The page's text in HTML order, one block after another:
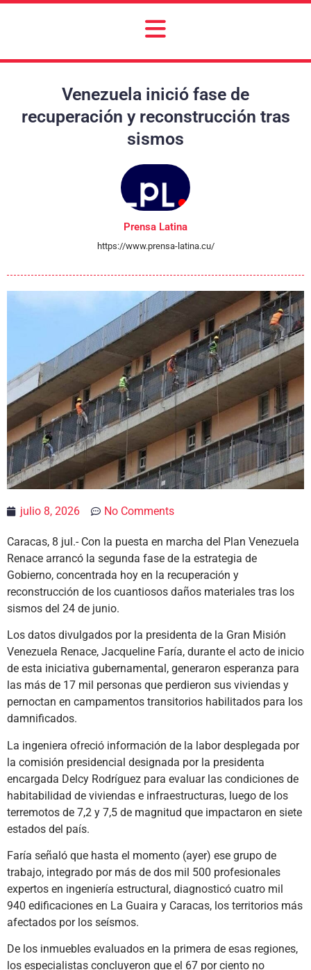
Venezuela inició fase de
recuperación y reconstrucción tras
sismos
Prensa Latina
https://www.prensa-latina.cu/
julio 8, 2026 No Comments
Caracas, 8 jul.- Con la puesta en marcha del Plan Venezuela
Renace arrancó la segunda fase de la estrategia de
Gobierno, concentrada hoy en la recuperación y
reconstrucción de los cuantiosos daños materiales tras los
sismos del 24 de junio.
Los datos divulgados por la presidenta de la Gran Misión
Venezuela Renace, Jacqueline Faría, durante el acto de inicio
de esta iniciativa gubernamental, generaron esperanza para
las más de 17 mil personas que perdieron sus viviendas y
pernoctan en campamentos transitorios habilitados para los
damnificados.
La ingeniera ofreció información de la labor desplegada por
la comisión presidencial designada por la presidenta
encargada Delcy Rodríguez para evaluar las condiciones de
habitabilidad de viviendas e infraestructuras, luego de los
terremotos de 7,2 y 7,5 de magnitud que impactaron en siete
estados del país.
Faría señaló que hasta el momento (ayer) ese grupo de
trabajo, integrado por más de dos mil 500 profesionales
expertos en ingeniería estructural, diagnosticó cuatro mil
940 edificaciones en La Guaira y Caracas, los territorios más
afectados por los seísmos.
De los inmuebles evaluados en la primera de esas regiones,
los especialistas concluyeron que el 67 por ciento no